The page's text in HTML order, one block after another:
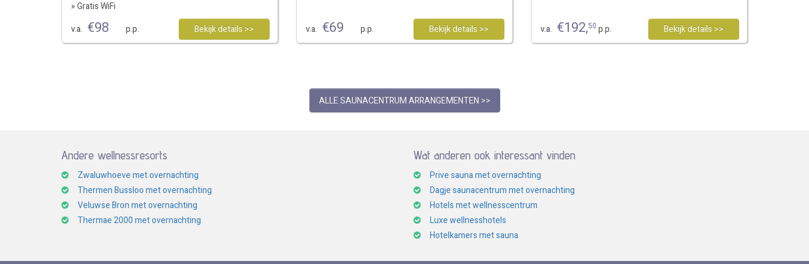
» Gratis WiFi
v.a. €98 p.p. Bekijk details >> v.a. €69 p.p. Bekijk details >> v.a. €192,50 p.p. Bekijk details >>
ALLE SAUNACENTRUM ARRANGEMENTEN >>
Andere wellnessresorts
Zwaluwhoeve met overnachting
Thermen Bussloo met overnachting
Veluwse Bron met overnachting
Thermae 2000 met overnachting
Wat anderen ook interessant vinden
Prive sauna met overnachting
Dagje saunacentrum met overnachting
Hotels met wellnesscentrum
Luxe wellnesshotels
Hotelkamers met sauna